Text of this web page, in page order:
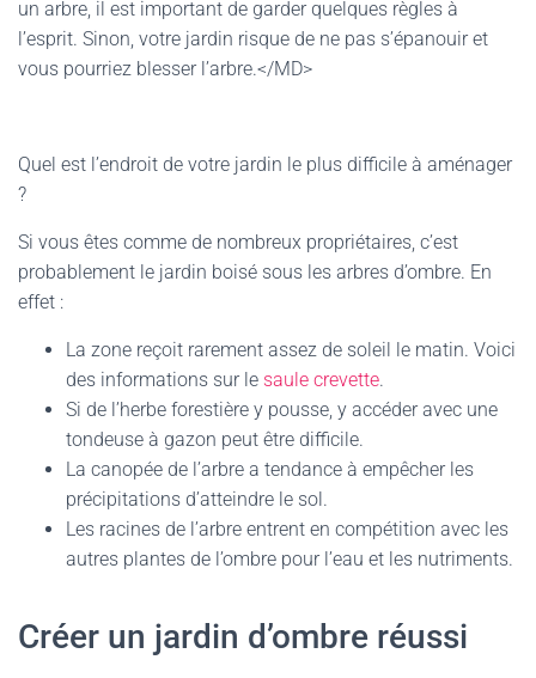
un arbre, il est important de garder quelques règles à
l’esprit. Sinon, votre jardin risque de ne pas s’épanouir et
vous pourriez blesser l’arbre.</MD>
Quel est l’endroit de votre jardin le plus difficile à aménager
?
Si vous êtes comme de nombreux propriétaires, c’est
probablement le jardin boisé sous les arbres d’ombre. En
effet :
La zone reçoit rarement assez de soleil le matin. Voici
des informations sur le saule crevette.
Si de l’herbe forestière y pousse, y accéder avec une
tondeuse à gazon peut être difficile.
La canopée de l’arbre a tendance à empêcher les
précipitations d’atteindre le sol.
Les racines de l’arbre entrent en compétition avec les
autres plantes de l’ombre pour l’eau et les nutriments.
Créer un jardin d’ombre réussi